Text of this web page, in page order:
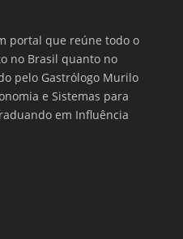
portal que reúne todo o
no Brasil quanto no
pelo Gastrólogo Murilo
e Sistemas para
em Influência